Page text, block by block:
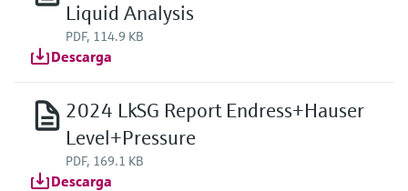
Liquid Analysis
PDF, 114.9 KB
Descarga
2024 LkSG Report Endress+Hauser
Level+Pressure
PDF, 169.1 KB
Descarga